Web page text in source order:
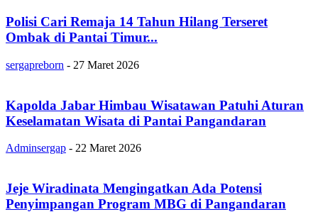
Polisi Cari Remaja 14 Tahun Hilang Terseret
Ombak di Pantai Timur...
sergapreborn - 27 Maret 2026
Kapolda Jabar Himbau Wisatawan Patuhi Aturan
Keselamatan Wisata di Pantai Pangandaran
Adminsergap - 22 Maret 2026
Jeje Wiradinata Mengingatkan Ada Potensi
Penyimpangan Program MBG di Pangandaran